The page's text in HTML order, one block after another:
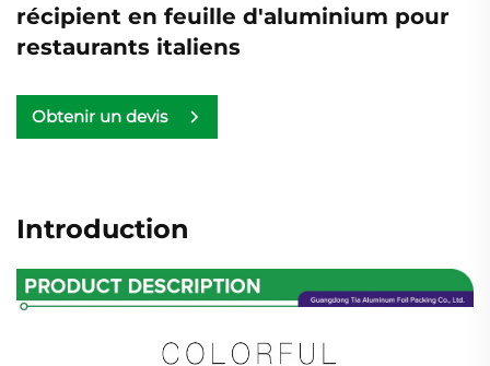
récipient en feuille d'aluminium pour
restaurants italiens
Obtenir un devis
Introduction